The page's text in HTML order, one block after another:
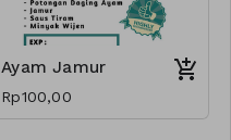
Ayam Jamur
Rp100,00